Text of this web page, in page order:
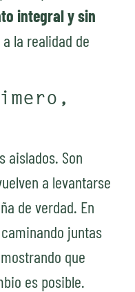
integral y sin
la realidad de
aislados. Son
a levantarse
de verdad. En
juntas
que
es posible.